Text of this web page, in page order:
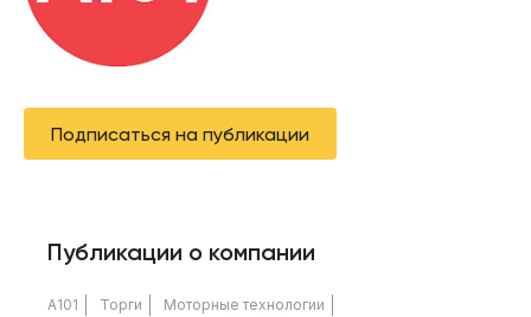
Подписаться на публикации
Публикации о компании
А101 Торги Моторные технологии